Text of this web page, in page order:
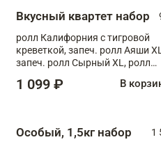
Вкусный квартет набор
ролл Калифорния с тигровой
креветкой, запеч. ролл Аяши
запеч. ролл Сырный XL, ролл
1 099 ₽ В
Особый, 1,5кг набор
1